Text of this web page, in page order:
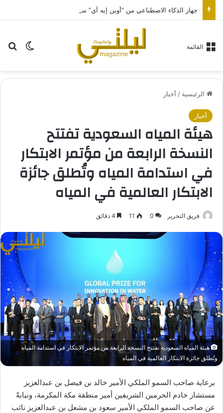
الوضع القائمة
الرئيسية / أخبار
أخبار
هيئة المياه السعودية تفتتح
النسخة الرابعة من مؤتمر الابتكار
في استدامة المياه وتُطلق جائزة
الابتكار العالمية في المياه
فريق التحرير 0
11
هيئة المياه السعودية تفتتح النسخة الرابعة من مؤتمر الابتكار في استدامة المياه
وتُطلق جائزة الابتكار العالمية في المياه
برعاية صاحب السمو الملكي الأمير خالد بن فيصل بن عبدالعزيز
مستشار خادم الحرمين الشريفين أمير منطقة مكة المكرمة، ونيابةً
عن صاحب السمو الملكي الأمير سعود بن مشعل بن عبدالعزيز نائب